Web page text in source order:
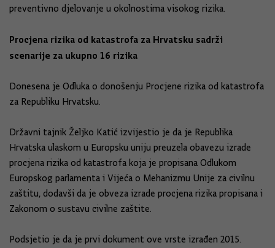
preventivno djelovanje u okolnostima visokog rizika.
Procjena rizika od katastrofa za Hrvatsku sadrži
scenarije za ukupno 16 rizika
Donesena je Odluka o donošenju Procjene rizika od katastrofa
za Republiku Hrvatsku.
Državni tajnik Željko Katić izvijestio je da je Republika
Hrvatska ulaskom u Europsku uniju preuzela obavezu izrade
procjena rizika od katastrofa koja je propisana Odlukom
Europskog parlamenta i Vijeća o Mehanizmu Unije za civilnu
zaštitu, dodavši da je obveza izrade procjena rizika propisana i
Zakonom o sustavu civilne zaštite.
Podsjetio je da je prvi dokument ove vrste izrađen 2015.